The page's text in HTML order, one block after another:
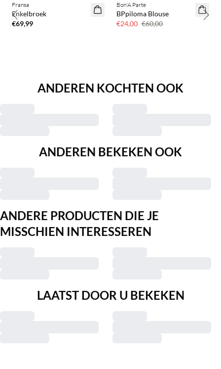
Fransa
Enkelbroek
€69,99
60% korting
Bon'A Parte
BPpiloma Blouse
€24,00 €60,00
Previous slide Next
ANDEREN KOCHTEN OOK
ANDEREN BEKEKEN OOK
ANDERE PRODUCTEN DIE JE
MISSCHIEN INTERESSEREN
LAATST DOOR U BEKEKEN